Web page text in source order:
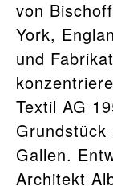
von
York,
und
Textil AG
Gallen.
Architekt